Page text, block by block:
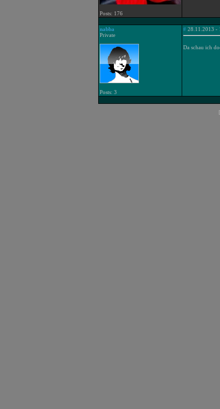
Posts: 176
nabba
Private
Posts: 3
# 28.11.2013 -
Da schau ich